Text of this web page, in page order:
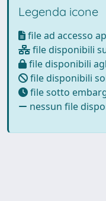
Legenda icone
file ad accesso
file disponibili
file disponibili
file disponibili
file sotto
nessun file